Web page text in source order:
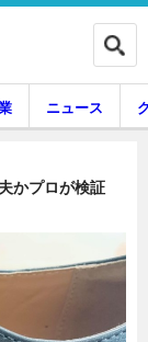
ンタビュー
ニュース
かプロが検証